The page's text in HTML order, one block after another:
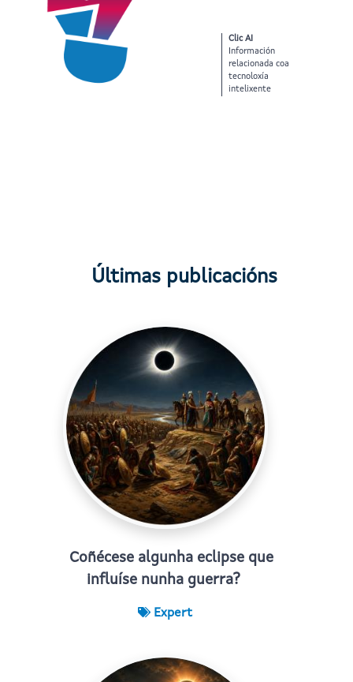
Clic AI
Información
relacionada coa
tecnoloxía
intelixente
Últimas publicacións
Coñécese algunha eclipse que
influíse nunha guerra?
Expert